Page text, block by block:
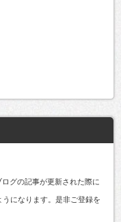
グの記事が更新された際に
になります。是非ご登録を